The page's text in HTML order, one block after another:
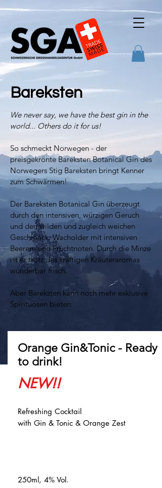
Bareksten
We never say, we have the best gin in the
world... Others do it for us!
So schmeckt Norwegen - der
preisgekrönte Bareksten Botanical Gin des
Norwegers Stig Bareksten bringt Kenner
zum Schwärmen!
Der Bareksten Botanical Gin überzeugt
durch den intensiven, würzigen Geruch
und den wilden und zugleich weichen
Geschmack: Wacholder mit intensiven
Beeren- und Fruchtnoten. Durch die Minze
ist er trotz des kräftigen Kräuteraromas
wunderbar frisch.
Aber Bareksten kann noch mehr exklusive
Spirituosen bieten:
Orange Gin&Tonic - Ready
to drink!
NEW!!
Refreshing Cocktail
with Gin & Tonic & Orange Zest
250ml, 4% Vol.